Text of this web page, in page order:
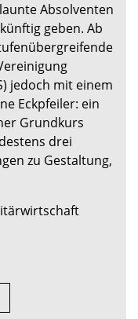
Absolventen
geben. Ab
jedoch mit einem
Eckpfeiler: ein
Grundkurs
drei
zu Gestaltung,